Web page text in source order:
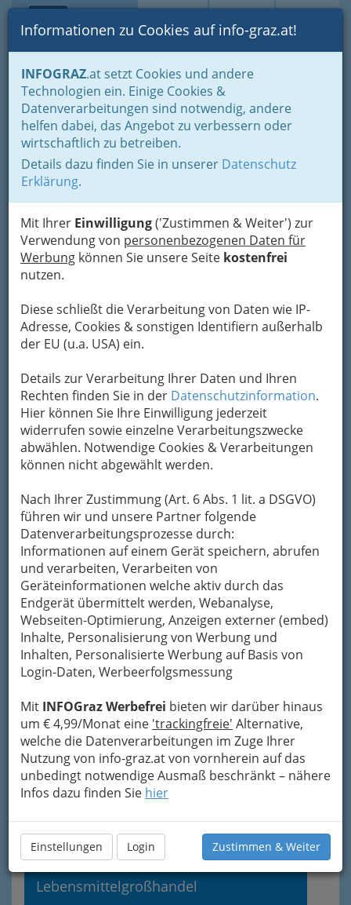
Suche Login Toggle
Informationen zu Cookies auf info-graz.at!
INFOGRAZ.at setzt Cookies und andere
Technologien ein. Einige Cookies &
Datenverarbeitungen sind notwendig, andere
helfen dabei, das Angebot zu verbessern oder
wirtschaftlich zu betreiben.
Details dazu finden Sie in unserer Datenschutz
Erklärung.
Mit Ihrer Einwilligung('Zustimmen & Weiter') zur
Verwendung von personenbezogenen Daten für
Werbung können Sie unsere Seite kostenfrei
nutzen.
Diese schließt die Verarbeitung von Daten wie IP-
Adresse, Cookies & sonstigen Identifiern außerhalb
der EU (u.a. USA) ein.
Details zur Verarbeitung Ihrer Daten und Ihren
Rechten finden Sie in der Datenschutzinformation.
Hier können Sie Ihre Einwilligung jederzeit
widerrufen sowie einzelne Verarbeitungszwecke
abwählen. Notwendige Cookies & Verarbeitungen
können nicht abgewählt werden.
Nach Ihrer Zustimmung (Art. 6 Abs. 1 lit. a DSGVO)
führen wir und unsere Partner folgende
Datenverarbeitungsprozesse durch:
Informationen auf einem Gerät speichern, abrufen
und verarbeiten, Verarbeiten von
Geräteinformationen welche aktiv durch das
Endgerät übermittelt werden, Webanalyse,
Webseiten-Optimierung, Anzeigen externer (embed)
Inhalte, Personalisierung von Werbung und
Inhalten, Personalisierte Werbung auf Basis von
Login-Daten, Werbeerfolgsmessung
Mit INFOGraz Werbefrei bieten wir darüber hinaus
um € 4,99/Monat eine 'trackingfreie' Alternative,
welche die Datenverarbeitungen im Zuge Ihrer
Nutzung von info-graz.at von vornherein auf das
unbedingt notwendige Ausmaß beschränkt – nähere
Infos dazu finden Sie hier
Einstellungen Login Zustimmen & Weiter
Home Branchen
Einkaufen & Schenken - der Handel
Handel in Graz
Dinge des täglichen Lebens
Lebensmittelgroßhandel
Ewald Rabl
Großmarktstraße 4, 8020 Graz
Karte
Adresse mit Google Maps anschauen
Navigation
Bionahrung Graz - biologische
Ernährung
Feinkost - einmal so richtig
Getränkehandel
Lebensmittelgroßhandel